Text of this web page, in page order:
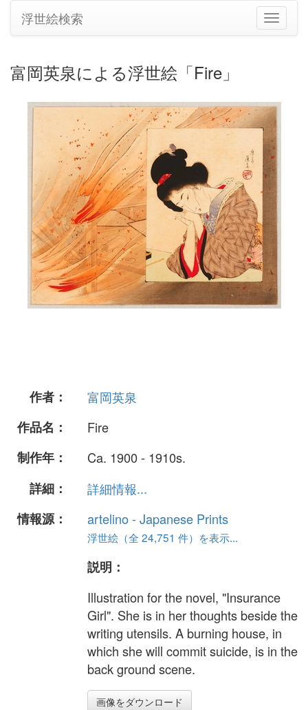
ナ
ビ
ン
の
切
り
替
え
浮世絵検索
富岡英泉による浮世絵「Fire」
作者：
富岡英泉
作品名：
Fire
制作年：
Ca. 1900 - 1910s.
詳細：
詳細情報...
情報源：
artelino - Japanese Prints
浮世絵（全 24,751 件）を表示...
説明：
Illustration for the novel, "Insurance
Girl". She is in her thoughts beside the
writing utensils. A burning house, in
which she will commit suicide, is in the
back ground scene.
画像をダウンロード